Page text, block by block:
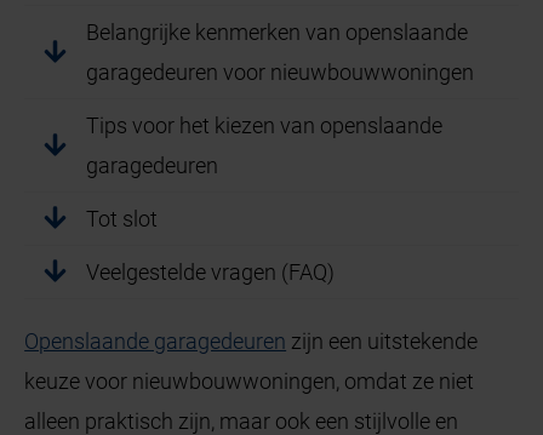
Belangrijke kenmerken van openslaande
garagedeuren voor nieuwbouwwoningen
Tips voor het kiezen van openslaande
garagedeuren
Tot slot
Veelgestelde vragen (FAQ)
Openslaande garagedeuren zijn een uitstekende
keuze voor nieuwbouwwoningen, omdat ze niet
alleen praktisch zijn, maar ook een stijlvolle en